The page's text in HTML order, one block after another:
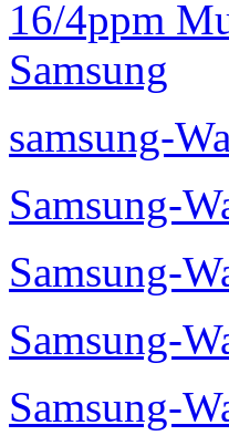
16/4ppm
Samsung
samsung-
Samsung-
Samsung-
Samsung-
Samsung-